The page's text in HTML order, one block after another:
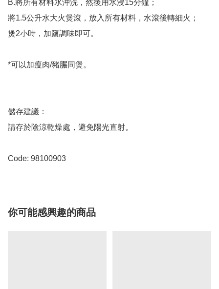
B.將所有材料水沖洗，然後用水浸15分鐘；
將1.5公升水大火煲滾，放入所有材料，水滾後轉細火；
煲2小時，加鹽調味即可。
*可以加瘦肉/豬𦟌同煲。
儲存建議：
請存於陰涼乾燥處，避免陽光直射。
Code: 98100903
你可能感興趣的商品